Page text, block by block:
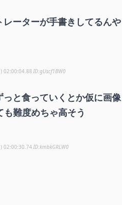
ーターが手書きしてるんや
02:00:04.88 gUscf1BW0
と食っていくとか仮に画像
難度めちゃ高そう
02:00:30.74 kmbkGRLW0